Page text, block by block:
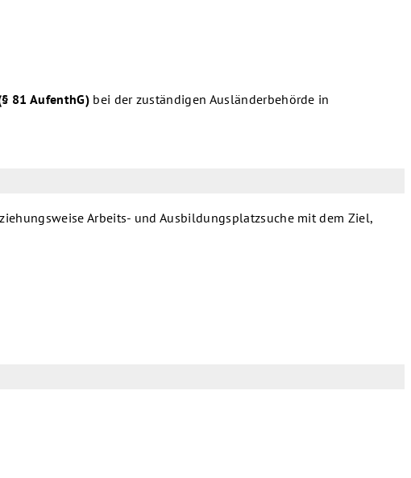
81 AufenthG)bei der zuständigen Ausländerbehörde in
Arbeits- und Ausbildungsplatzsuche mit dem Ziel,